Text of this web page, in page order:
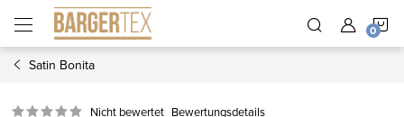
Inhalt
springen
Satin Bonita
Nicht bewertet Bewertungsdetails